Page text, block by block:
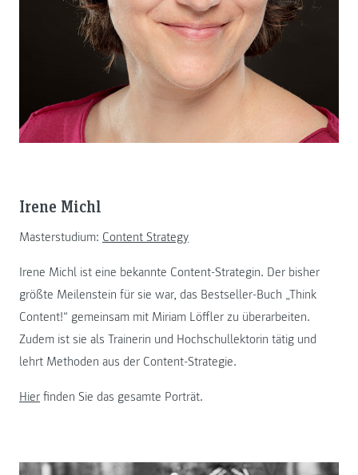
Irene Michl
Masterstudium: Content Strategy
Irene Michl ist eine bekannte Content-Strategin. Der bisher
größte Meilenstein für sie war, das Bestseller-Buch „Think
Content!“ gemeinsam mit Miriam Löffler zu überarbeiten.
Zudem ist sie als Trainerin und Hochschullektorin tätig und
lehrt Methoden aus der Content-Strategie.
Hier finden Sie das gesamte Porträt.